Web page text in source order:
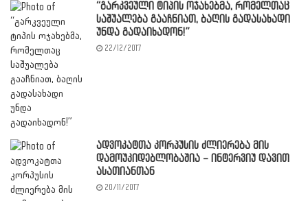
“გარკვეული ტიპის ოჯახებმა, რომელთაც
საშუალება გააჩნიათ, ბაღის გადასახადი
უნდა გადაიხადონ!”
22/12/2017
ადვოკატთა კორპუსის ძლიერება მის
დამოუკიდებლობაშია – ინტერვიუ დავით
ასათიანთან
20/11/2017